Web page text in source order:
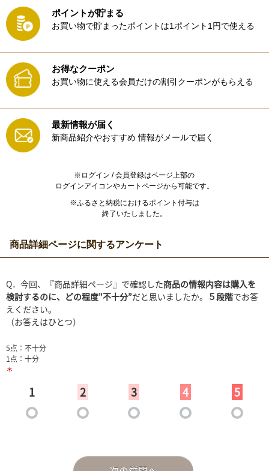
ポイントが貯まる
お買い物で貯まったポイントは1ポイント1円で使える
お得なクーポン
お買い物に使える会員だけの割引クーポンがもらえる
最新情報が届く
新商品紹介やおすすめ 情報がメールで届く
※ログイン / 会員登録はページ上部の
ログインアイコンやカートページから可能です。
※ふるさと納税におけるポイント付与は
終了いたしました。
商品詳細ページに関するアンケート